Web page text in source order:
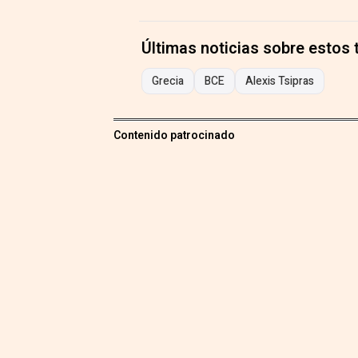
Últimas noticias sobre estos
Grecia BCE Alexis Tsipras
Contenido patrocinado